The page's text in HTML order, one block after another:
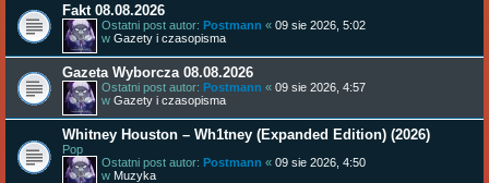
Fakt 08.08.2026
Ostatni post autor: Postmann « 09 sie 2026, 5:02
w Gazety i czasopisma
Gazeta Wyborcza 08.08.2026
Ostatni post autor: Postmann « 09 sie 2026, 4:57
w Gazety i czasopisma
Whitney Houston – Wh1tney (Expanded Edition) (2026)
Pop
Ostatni post autor: Postmann « 09 sie 2026, 4:50
w Muzyka